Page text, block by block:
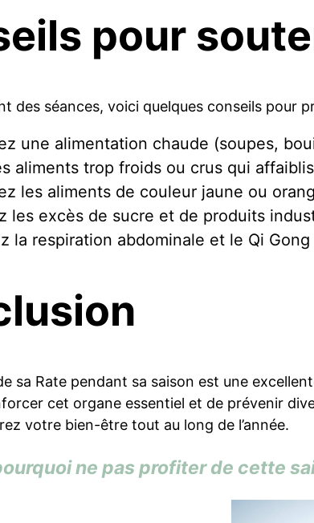
pour
des séances, voici quelques conseils pour
une alimentation chaude (soupes,
aliments trop froids ou crus qui
les aliments de couleur jaune ou
les excès de sucre et de produits
la respiration abdominale et le Qi
sa Rate pendant sa saison est une
cet organe essentiel et de prévenir
votre bien-être tout au long de l’année.
ne pas profiter de cette